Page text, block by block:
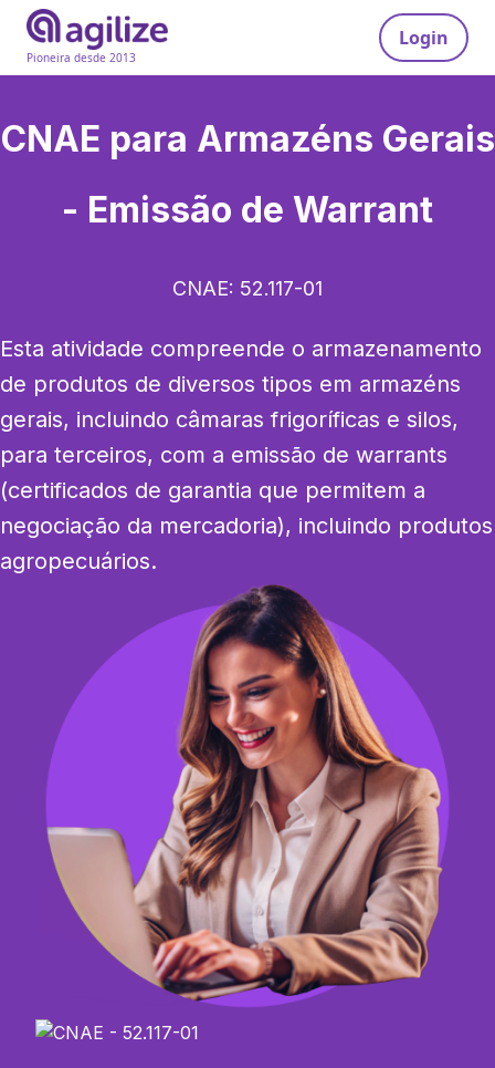
Pioneira desde 2013
Login
CNAE para Armazéns Gerais
- Emissão de Warrant
CNAE: 52.117-01
Esta atividade compreende o armazenamento
de produtos de diversos tipos em armazéns
gerais, incluindo câmaras frigoríficas e silos,
para terceiros, com a emissão de warrants
(certificados de garantia que permitem a
negociação da mercadoria), incluindo produtos
agropecuários.